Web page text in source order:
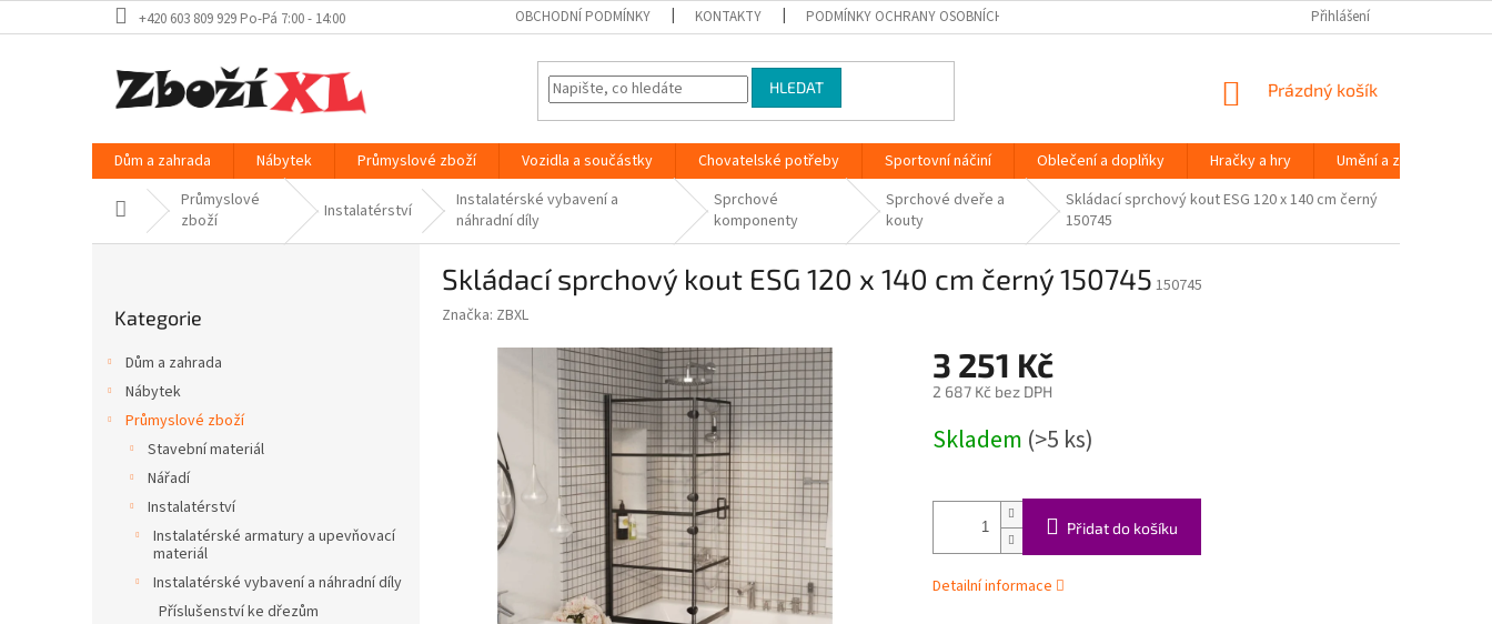
na
+420 603 809 929 Po-Pá 7:00 - 14:00 OBCHODNÍ PODMÍNKY KONTAKTY PODMÍNKY OCHRANY OSOBNÍCH ÚDAJŮ Přihlášení
HLEDAT
NÁKUPNÍ
Prázdný košík
Dům a zahrada Nábytek Průmyslové zboží Vozidla a součástky Chovatelské potřeby Sportovní náčiní Oblečení a doplňky Hračky a hry Umění a zábava
Domů Průmyslové
zboží
Instalatérství
Instalatérské vybavení a
náhradní díly
Sprchové
komponenty
Sprchové dveře a
kouty
Skládací sprchový kout ESG 120 x 140 cm černý
150745
kategorie
Kategorie
Dům a zahrada
Nábytek
Průmyslové zboží
Stavební materiál
Nářadí
Instalatérství
Instalatérské armatury a upevňovací
materiál
Instalatérské vybavení a náhradní díly
Příslušenství ke dřezům
Skládací sprchový kout ESG 120 x 140 cm černý 150745 150745
Značka: ZBXL
3 251 Kč
2 687 Kč bez DPH
cena:
Skladem (>5 ks)
Přidat do košíku
Detailní informace